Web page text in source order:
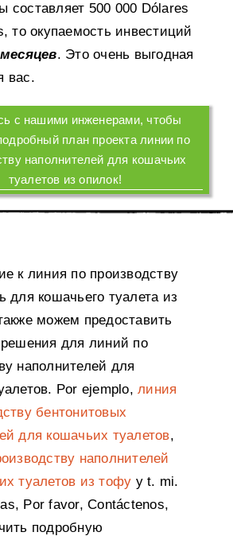
составляет 500 000 Dólares
то окупаемость инвестиций
месяцев. Это очень выгодная
вас.
с нашими инженерами, чтобы
план проекта линии по
наполнителей для кошачьих
туалетов из опилок!
к линия по производству
для кошачьего туалета из
можем предоставить
для линий по
наполнителей для
. Por ejemplo,линия
бентонитовых
для кошачьих туалетов,
наполнителей
туалетов из тофу y t. mi.
Por favor, Contáctenos,
подробную